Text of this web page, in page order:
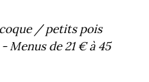
/ petits pois
de 21 € à 45